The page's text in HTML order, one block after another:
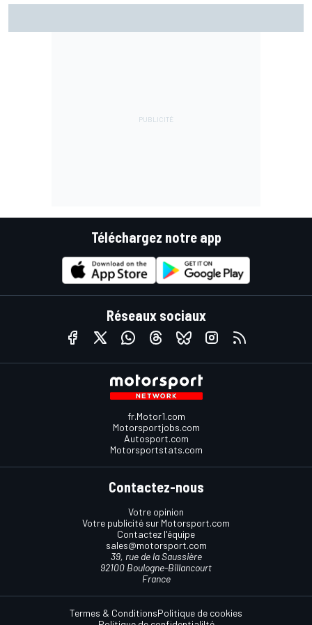
Téléchargez notre app
Réseaux sociaux
fr.Motor1.com
Motorsportjobs.com
Autosport.com
Motorsportstats.com
Contactez-nous
Votre opinion
Votre publicité sur Motorsport.com
Contactez l'équipe
sales@motorsport.com
39, rue de la Saussière
92100 Boulogne-Billancourt
France
Termes & ConditionsPolitique de cookies